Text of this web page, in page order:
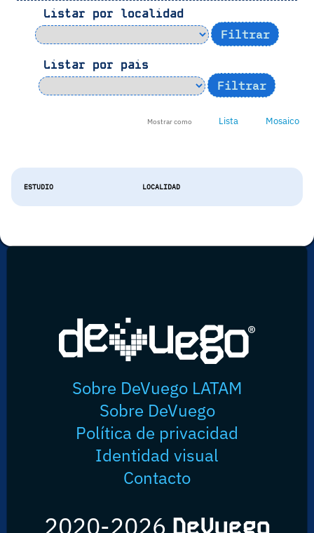
Listar por localidad
Listar por pais
Mostrar como Lista Mosaico
ESTUDIO LOCALIDAD
Sobre DeVuego LATAM
Sobre DeVuego
Política de privacidad
Identidad visual
Contacto
2020-2026